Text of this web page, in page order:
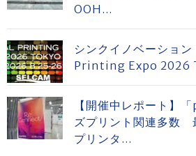
OOH...
シンクイノベーショ
Printing Expo 2026
【開催中レポート】
ズプリント関連多数
プリンタ...